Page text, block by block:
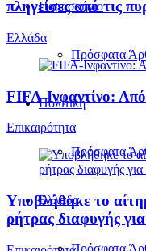
Παρασκήνιο
Πρόσφατα
Πολιτική
Πρόσφατα
Ελλάδα
Πρόσφατα
πληγείσες από τις
Ελλάδα
FIFA-Ινφαντίνο:
Επικαιρότητα
Υποβλήθηκε το
ρήτρας διαφυγής